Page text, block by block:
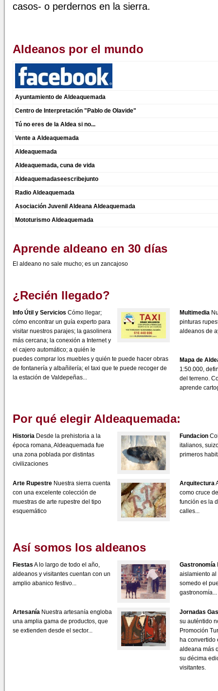
casos- o perdernos en la sierra.
Aldeanos por el mundo
Ayuntamiento de Aldeaquemada
Centro de Interpretación "Pablo de Olavide"
Tú no eres de la Aldea si no...
Vente a Aldeaquemada
Aldeaquemada
Aldeaquemada, cuna de vida
Aldeaquemadaseescribejunto
Radio Aldeaquemada
Asociación Juvenil Aldeana Aldeaquemada
Mototurismo Aldeaquemada
Aprende aldeano en 30 días
El aldeano no sale mucho; es un zancajoso
¿Recién llegado?
Info Útil y Servicios Cómo llegar;
cómo encontrar un guía experto para
visitar nuestros parajes; la gasolinera
más cercana; la conexión a Internet y
el cajero automático; a quién le
puedes comprar los muebles y quién te puede hacer obras
de fontanería y albañilería; el taxi que te puede recoger de
la estación de Valdepeñas...
Multimedia
pinturas
aldeanos de
Mapa de
1:50.000,
del terreno.
aprende
Por qué elegir Aldeaquemada:
Historia Desde la prehistoria a la
época romana, Aldeaquemada fue
una zona poblada por distintas
civilizaciones
Arte Rupestre Nuestra sierra cuenta
con una excelente colección de
muestras de arte rupestre del tipo
esquemático
Fundacion
italianos,
primeros
Arquitectura
como cruce
función es la
calles...
Así somos los aldeanos
Fiestas A lo largo de todo el año,
aldeanos y visitantes cuentan con un
amplio abanico festivo...
Artesanía Nuestra artesanía engloba
una amplia gama de productos, que
se extienden desde el sector...
Gastronomía
aislamiento al
somedo el
gastronomía...
Jornadas
su auténtido
Promoción
ha convertido
aldeana más
su décima
visitantes.